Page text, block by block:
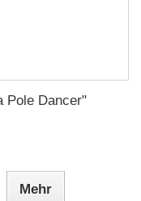
Pole Dancer"
Mehr